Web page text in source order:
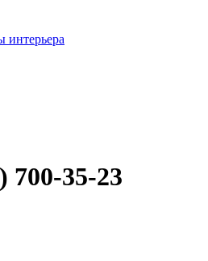
интерьера
35-23